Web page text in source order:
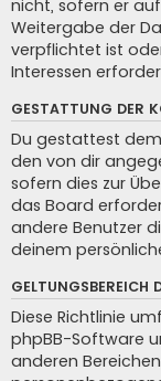
nicht, sofern er
Weitergabe der
verpflichtet ist
Interessen
GESTATTUNG DER
Du gestattest
den von dir
sofern dies zur
das Board
andere Benutzer
deinem
GELTUNGSBEREICH
Diese Richtlinie
phpBB-Software
anderen